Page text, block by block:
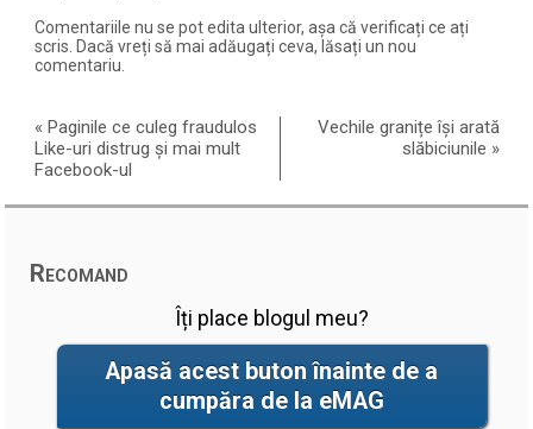
Comentariile nu se pot edita ulterior, așa că verificați ce ați
scris. Dacă vreți să mai adăugați ceva, lăsați un nou
comentariu.
«Paginile ce culeg fraudulos
Like-uri distrug și mai mult
Facebook-ul
Vechile granițe își arată
slăbiciunile »
Recomand
Îți place blogul meu?
Apasă acest buton înainte de a
cumpăra de la eMAG